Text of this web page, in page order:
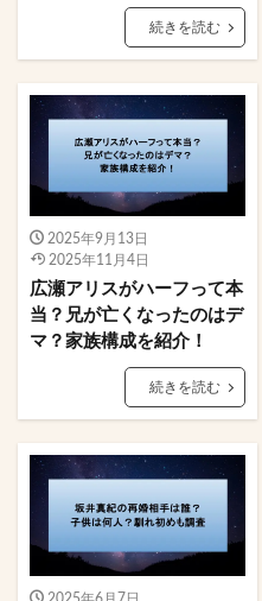
続きを読む
2025年9月13日
2025年11月4日
広瀬アリスがハーフって本
当？兄が亡くなったのはデ
マ？家族構成を紹介！
続きを読む